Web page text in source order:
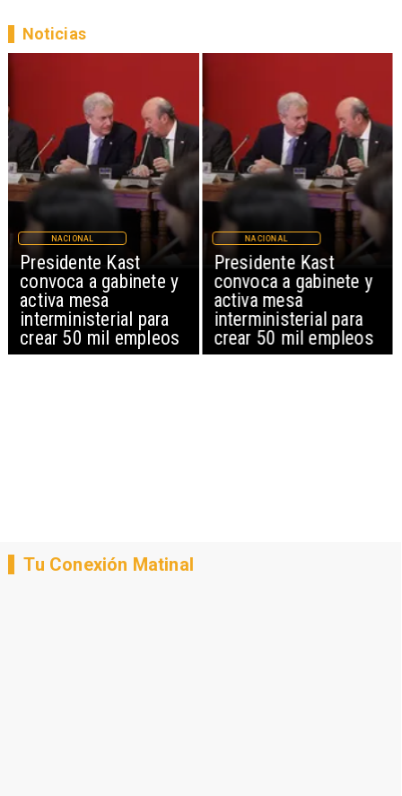
Presidente Kast
convoca a gabinete y
activa mesa
interministerial para
crear 50 mil empleos
NACIONAL
Presidente Kast
convoca a gabinete y
activa mesa
interministerial para
crear 50 mil empleos
NACIONAL
Noticias
Tu Conexión Matinal